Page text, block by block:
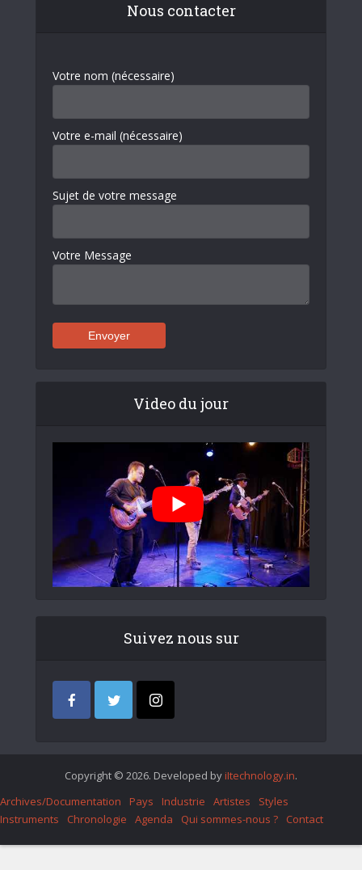
Nous contacter
Votre nom (nécessaire)
Votre e-mail (nécessaire)
Sujet de votre message
Votre Message
Video du jour
Suivez nous sur
Copyright © 2026. Developed by iItechnology.in.
Archives/Documentation
Pays Industrie Artistes
Styles
Instruments
Chronologie Agenda Qui sommes-nous ? Contact